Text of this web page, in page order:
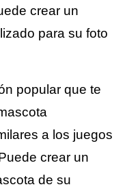
crear un
para su foto
popular que te
a los juegos
crear un
de su